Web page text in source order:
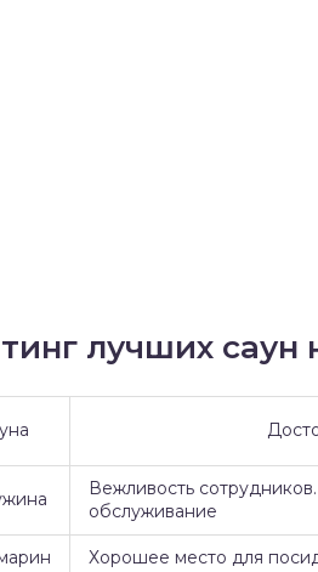
лучших саун
Вежливость
обслуживание
Хорошее место для